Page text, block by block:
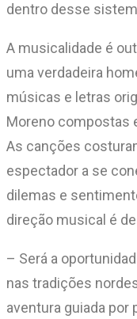
dentro desse
A musicalidade é
uma verdadeira
músicas e letras
Moreno compostas
As canções
espectador a se
dilemas e
direção musical é
– Será a
nas tradições
aventura guiada